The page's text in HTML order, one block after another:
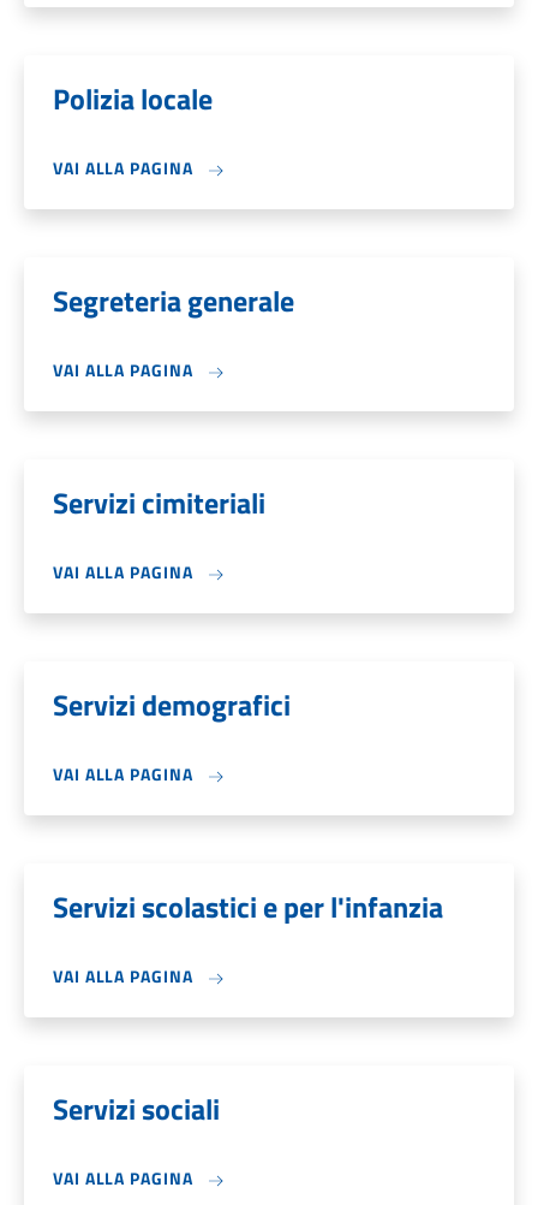
Polizia locale
VAI ALLA PAGINA
Segreteria generale
VAI ALLA PAGINA
Servizi cimiteriali
VAI ALLA PAGINA
Servizi demografici
VAI ALLA PAGINA
Servizi scolastici e per l'infanzia
VAI ALLA PAGINA
Servizi sociali
VAI ALLA PAGINA